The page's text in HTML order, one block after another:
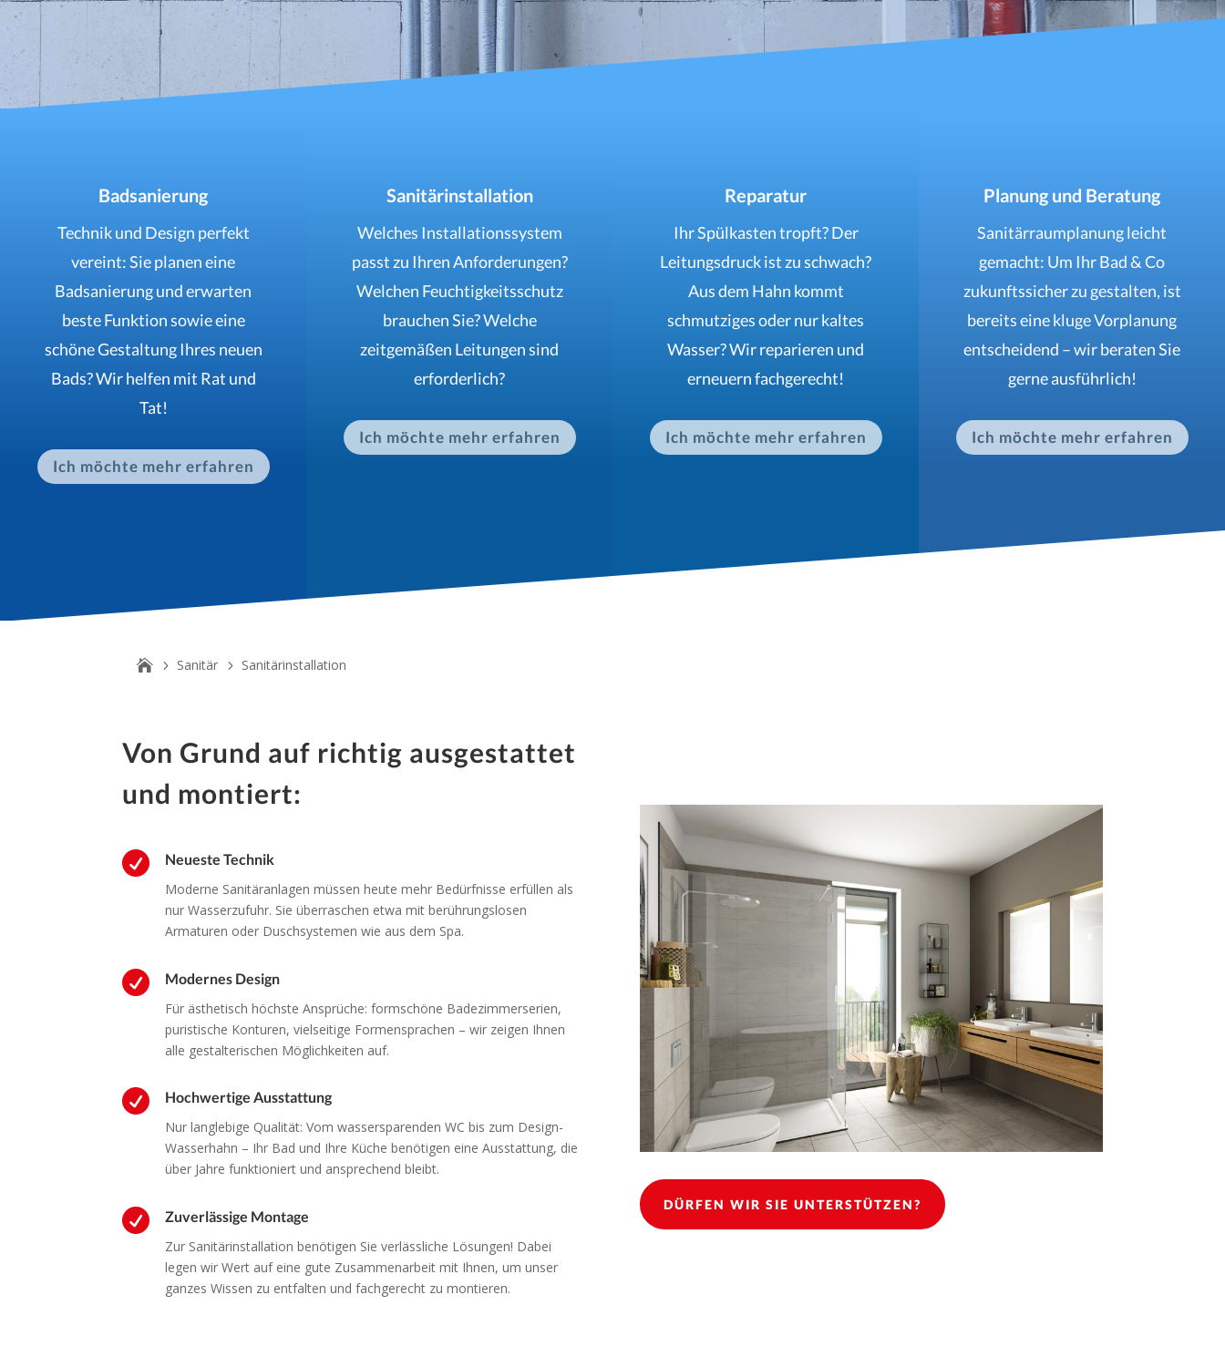
Badsanierung
Technik und Design perfekt
vereint: Sie planen eine
Badsanierung und erwarten
beste Funktion sowie eine
schöne Gestaltung Ihres neuen
Bads? Wir helfen mit Rat und
Tat!
Ich möchte mehr erfahren
Sanitärinstallation
Welches Installationssystem
passt zu Ihren Anforderungen?
Welchen Feuchtigkeitsschutz
brauchen Sie? Welche
zeitgemäßen Leitungen sind
erforderlich?
Ich möchte mehr erfahren
Reparatur
Ihr Spülkasten tropft? Der
Leitungsdruck ist zu schwach?
Aus dem Hahn kommt
schmutziges oder nur kaltes
Wasser? Wir reparieren und
erneuern fachgerecht!
Ich möchte mehr erfahren
Planung und Beratung
Sanitärraumplanung leicht
gemacht: Um Ihr Bad & Co
zukunftssicher zu gestalten, ist
bereits eine kluge Vorplanung
entscheidend – wir beraten Sie
gerne ausführlich!
Ich möchte mehr erfahren
Sanitär Sanitärinstallation
Von Grund auf richtig ausgestattet
und montiert:

Neueste Technik
Moderne Sanitäranlagen müssen heute mehr Bedürfnisse erfüllen als
nur Wasserzufuhr. Sie überraschen etwa mit berührungslosen
Armaturen oder Duschsystemen wie aus dem Spa.

Modernes Design
Für ästhetisch höchste Ansprüche: formschöne Badezimmerserien,
puristische Konturen, vielseitige Formensprachen – wir zeigen Ihnen
alle gestalterischen Möglichkeiten auf.

Hochwertige Ausstattung
Nur langlebige Qualität: Vom wassersparenden WC bis zum Design-
Wasserhahn – Ihr Bad und Ihre Küche benötigen eine Ausstattung, die
über Jahre funktioniert und ansprechend bleibt.

Zuverlässige Montage
Zur Sanitärinstallation benötigen Sie verlässliche Lösungen! Dabei
legen wir Wert auf eine gute Zusammenarbeit mit Ihnen, um unser
ganzes Wissen zu entfalten und fachgerecht zu montieren.
DÜRFEN WIR SIE UNTERSTÜTZEN?